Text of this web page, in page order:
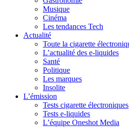
Musique
Cinéma
Les tendances Tech
Actualité
Toute la cigarette
L’actualité des e-liquides
Santé
Politique
Les marques
Insolite
L’émission
Tests cigarette électroniques
Tests e-liquides
L’équipe Oneshot Media